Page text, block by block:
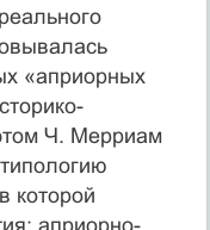
«априорных
Ч. Мерриам
которой
априорно-